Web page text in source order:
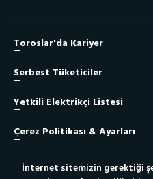
Toroslar'da Kariyer
Serbest Tüketiciler
Yetkili Elektrikçi Listesi
Çerez Politikası & Ayarları
İnternet sitemizin gerektiği